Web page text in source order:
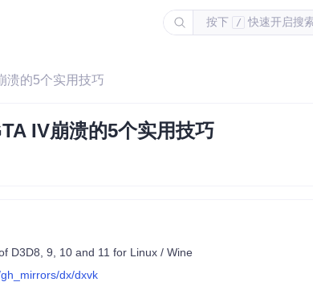
按下 / 快速开启搜
溃的5个实用技巧
IV崩溃的5个实用技巧
D3D8, 9, 10 and 11 for Linux / Wine
dx/dxvk